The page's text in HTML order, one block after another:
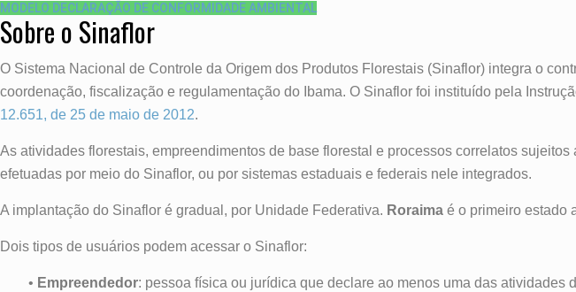
MODELO DECLARAÇÃO DE CONFORMIDADE AMBIENTAL
Sobre o Sinaflor
O Sistema Nacional de Controle da Origem dos Produtos Florestais (Sinaflor) integra o
coordenação, fiscalização e regulamentação do Ibama. O Sinaflor foi instituído pela
12.651, de 25 de maio de 2012.
As atividades florestais, empreendimentos de base florestal e processos correlatos
efetuadas por meio do Sinaflor, ou por sistemas estaduais e federais nele integrados.
A implantação do Sinaflor é gradual, por Unidade Federativa. Roraima é o primeiro estado
Dois tipos de usuários podem acessar o Sinaflor:
• Empreendedor: pessoa física ou jurídica que declare ao menos uma das atividades